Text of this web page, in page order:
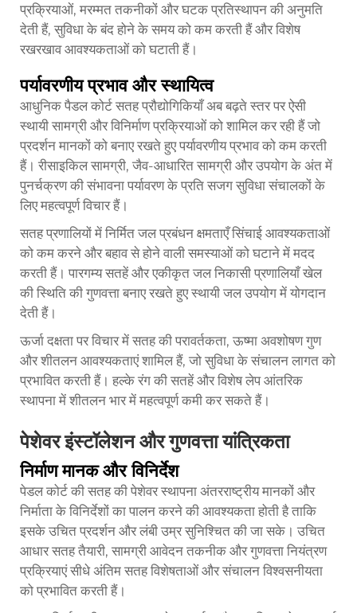
प्रक्रियाओं, मरम्मत तकनीकों और घटक प्रतिस्थापन की अनुमति
देती हैं, सुविधा के बंद होने के समय को कम करती हैं और विशेष
रखरखाव आवश्यकताओं को घटाती हैं।
पर्यावरणीय प्रभाव और स्थायित्व
आधुनिक पैडल कोर्ट सतह प्रौद्योगिकियाँ अब बढ़ते स्तर पर ऐसी
स्थायी सामग्री और विनिर्माण प्रक्रियाओं को शामिल कर रही हैं जो
प्रदर्शन मानकों को बनाए रखते हुए पर्यावरणीय प्रभाव को कम करती
हैं। रीसाइकिल सामग्री, जैव-आधारित सामग्री और उपयोग के अंत में
पुनर्चक्रण की संभावना पर्यावरण के प्रति सजग सुविधा संचालकों के
लिए महत्वपूर्ण विचार हैं।
सतह प्रणालियों में निर्मित जल प्रबंधन क्षमताएँ सिंचाई आवश्यकताओं
को कम करने और बहाव से होने वाली समस्याओं को घटाने में मदद
करती हैं। पारगम्य सतहें और एकीकृत जल निकासी प्रणालियाँ खेल
की स्थिति की गुणवत्ता बनाए रखते हुए स्थायी जल उपयोग में योगदान
देती हैं।
ऊर्जा दक्षता पर विचार में सतह की परावर्तकता, ऊष्मा अवशोषण गुण
और शीतलन आवश्यकताएं शामिल हैं, जो सुविधा के संचालन लागत को
प्रभावित करती हैं। हल्के रंग की सतहें और विशेष लेप आंतरिक
स्थापना में शीतलन भार में महत्वपूर्ण कमी कर सकते हैं।
पेशेवर इंस्टॉलेशन और गुणवत्ता यांत्रिकता
निर्माण मानक और विनिर्देश
पेडल कोर्ट की सतह की पेशेवर स्थापना अंतरराष्ट्रीय मानकों और
निर्माता के विनिर्देशों का पालन करने की आवश्यकता होती है ताकि
इसके उचित प्रदर्शन और लंबी उम्र सुनिश्चित की जा सके। उचित
आधार सतह तैयारी, सामग्री आवेदन तकनीक और गुणवत्ता नियंत्रण
प्रक्रियाएं सीधे अंतिम सतह विशेषताओं और संचालन विश्वसनीयता
को प्रभावित करती हैं।